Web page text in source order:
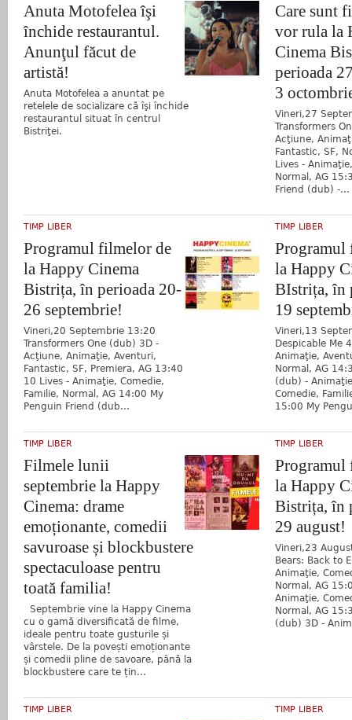
Anuta Motofelea îşi
închide restaurantul.
Anunţul făcut de
artistă!
Anuta Motofelea a anuntat pe
retelele de socializare că îşi închide
restaurantul situat în centrul
Bistriţei.
Care sunt
vor rula la
Cinema
perioada
3
Vineri,27
Transformers
Acţiune,
Fantastic, SF,
Lives -
Normal, AG
Friend (dub) -...
TIMP LIBER
Programul filmelor de
la Happy Cinema
Bistrița, în perioada 20-
26 septembrie!
Vineri,20 Septembrie 13:20
Transformers One (dub) 3D -
Acţiune, Animaţie, Aventuri,
Fantastic, SF, Premiera, AG 13:40
10 Lives - Animaţie, Comedie,
Familie, Normal, AG 14:00 My
Penguin Friend (dub...
TIMP LIBER
Programul
la Happy
BIstrița, în
19
Vineri,13
Despicable Me
Animaţie,
Normal, AG
(dub) -
Comedie,
15:00 My
TIMP LIBER
Filmele lunii
septembrie la Happy
Cinema: drame
emoționante, comedii
savuroase și blockbustere
spectaculoase pentru
toată familia!
Septembrie vine la Happy Cinema
cu o gamă diversificată de filme,
ideale pentru toate gusturile și
vârstele. De la povești emoționante
și comedii pline de savoare, până la
blockbustere care te țin...
TIMP LIBER
Programul
la Happy
Bistrița, în
29 august!
Vineri,23
Bears: Back to
Animaţie,
Normal, AG
Animaţie,
Normal, AG
(dub) 3D -
TIMP LIBER TIMP LIBER